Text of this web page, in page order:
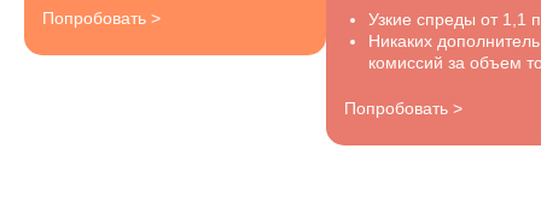
Попробовать >
Узкие спреды от 1,1
Никаких
комиссий за объем
Попробовать >